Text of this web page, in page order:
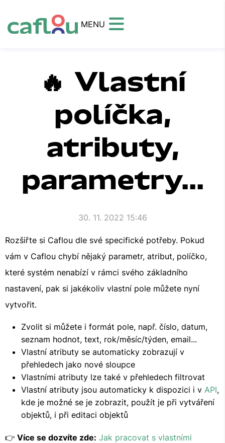
MENU
🔥 Vlastní
políčka,
atributy,
parametry...
30. 11. 2022 15:46
Rozšiřte si Caflou dle své specifické potřeby. Pokud
vám v Caflou chybí nějaký parametr, atribut, políčko,
které systém nenabízí v rámci svého základního
nastavení, pak si jakékoliv vlastní pole můžete nyní
vytvořit.
Zvolit si můžete i formát pole, např. číslo, datum,
seznam hodnot, text, rok/měsíc/týden, email...
Vlastní atributy se automaticky zobrazují v
přehledech jako nové sloupce
Vlastními atributy lze také v přehledech filtrovat
Vlastní atributy jsou automaticky k dispozici i v API,
kde je možné se je zobrazit, použít je při vytváření
objektů, i při editaci objektů
👉 Více se dozvíte zde: Jak pracovat s vlastními